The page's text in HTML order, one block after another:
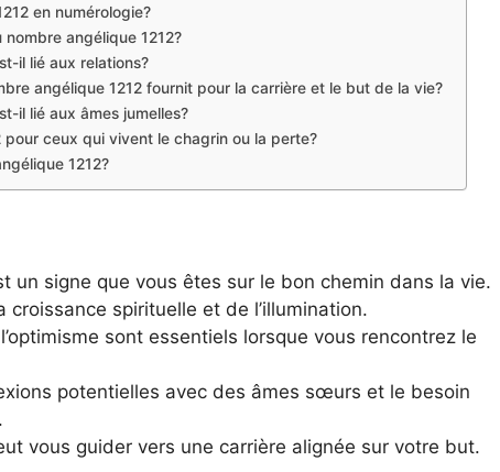
en numérologie?
angélique 1212?
il lié aux relations?
angélique 1212 fournit pour la carrière et le but de la vie?
il lié aux âmes jumelles?
ceux qui vivent le chagrin ou la perte?
1212?
un signe que vous êtes sur le bon chemin dans la vie.
croissance spirituelle et de l’illumination.
sont essentiels lorsque vous rencontrez le
potentielles avec des âmes sœurs et le besoin
vous guider vers une carrière alignée sur votre but.